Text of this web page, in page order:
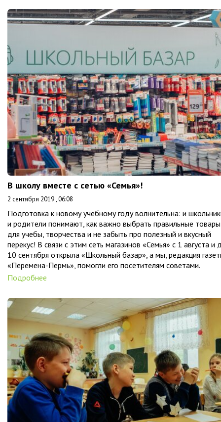
В школу вместе с сетью «Семья»!
2 сентября 2019 , 06:08
Подготовка к новому учебному году волнительна: и
и родители понимают, как важно выбрать правильные товары
для учебы, творчества и не забыть про полезный и вкусный
перекус! В связи с этим сеть магазинов «Семья» с 1 августа и
10 сентября открыла «Школьный базар», а мы, редакция
«Перемена-Пермь», помогли его посетителям советами.
Подробнее